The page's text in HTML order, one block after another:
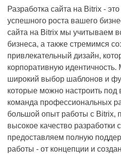
Разработка сайта на Bitrix -
успешного роста вашего
сайта на Bitrix мы учитываем
бизнеса, а также стремимся
привлекательный дизайн,
корпоративную
широкий выбор шаблонов и
которые можно настроить
команда профессиональных
большой опыт работы с Bitrix,
высокое качество разработки
предоставляем полную
работы - от концепции и